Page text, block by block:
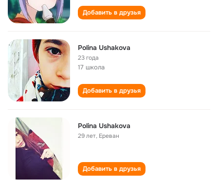
Добавить в друзья
Polina Ushakova
23 года
17 школа
Добавить в друзья
Polina Ushakova
29 лет, Ереван
Добавить в друзья